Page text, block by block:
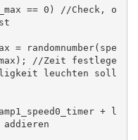
//Zeit festlege
leuchten soll